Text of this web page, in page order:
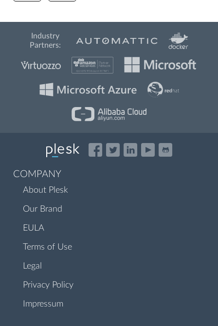
Industry
Partners:
COMPANY
About Plesk
Our Brand
EULA
Terms of Use
Legal
Privacy Policy
Impressum